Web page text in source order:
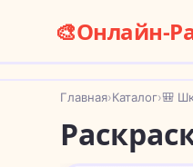
🎨Онлайн-
Главная›Каталог›🎒